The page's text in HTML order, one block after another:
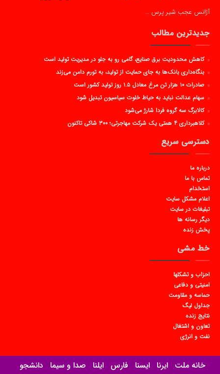
آژانس عجب شیر پرس …
جدیدترین مطالب
کاهش محدودیت برق صنایع، گامی رو به جلو در مدیریت تولید است
بنگاه‌داری بانک‌ها به جای حمایت از تولید، به تورم دامن می‌زند
صادرات ۱۰ هزار تن مرغ معادل ۱.۵ روز تولید کشور است
سهام عدالت نباید به حیاط خلوت سیاسیون تبدیل شود
کالابرگ سه گروه فردا شارژ می‌شود
کلاهبرداری ۴ همتی یک شرکت مهاجرتی؛ ۳۰۰ شاکی تاکنون
دسترسی سریع
درباره ما
تماس با ما
استخدام
اعلام مشکل سایت
تبلیغات در سایت
دیگر رسانه ها
پخش زنده
خط مشی
احزاب و تشکلها
امنیتی و دفاعی
حماسه و مقاومت
جداول لیگ
نتایج زنده
تعاون و اشتغال
نفت و انرژی
خانه ملت ایرنا ایسنا فارس ایلنا صدا و سیما دانشجو